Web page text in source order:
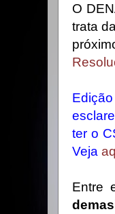
O
trata
ter o
Veja
Entre